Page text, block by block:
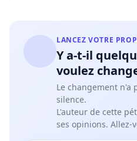
LANCEZ VOTRE
Y a-t-il
voulez
Le changement n'a
silence.
L'auteur de cette
ses opinions. Allez-